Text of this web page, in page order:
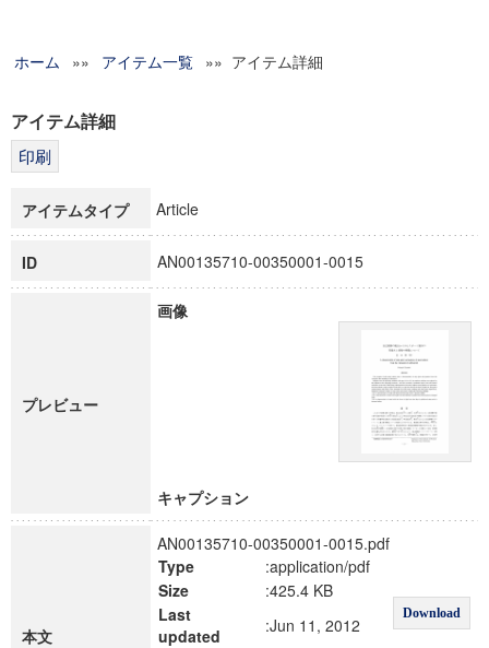
グローバルリサーチインスティテュート
科学研究費補助金研究成果報告書
博士課程教育リーディングプログラム「超成熟社会発展のサ
ホーム »» アイテム一覧 »» アイテム詳細
アイテム詳細
アイテムタイプ Article
ID AN00135710-00350001-0015
プレビュー
画像
キャプション
本文
AN00135710-00350001-0015.pdf
Type
:application/pdf
Download
Size
:425.4 KB
Last
updated
:Jun 11, 2012